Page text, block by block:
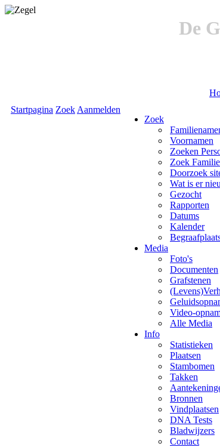
De
Startpagina Zoek Aanmelden
Zoek
Voornamen
Zoeken
Zoek
Doorzoek
Wat is er
Gezocht
Rapporten
Datums
Kalender
Media
Foto's
Documenten
Grafstenen
Video-
Alle Media
Info
Statistieken
Plaatsen
Stambomen
Takken
Bronnen
Vindplaatsen
DNA Tests
Bladwijzers
Contact